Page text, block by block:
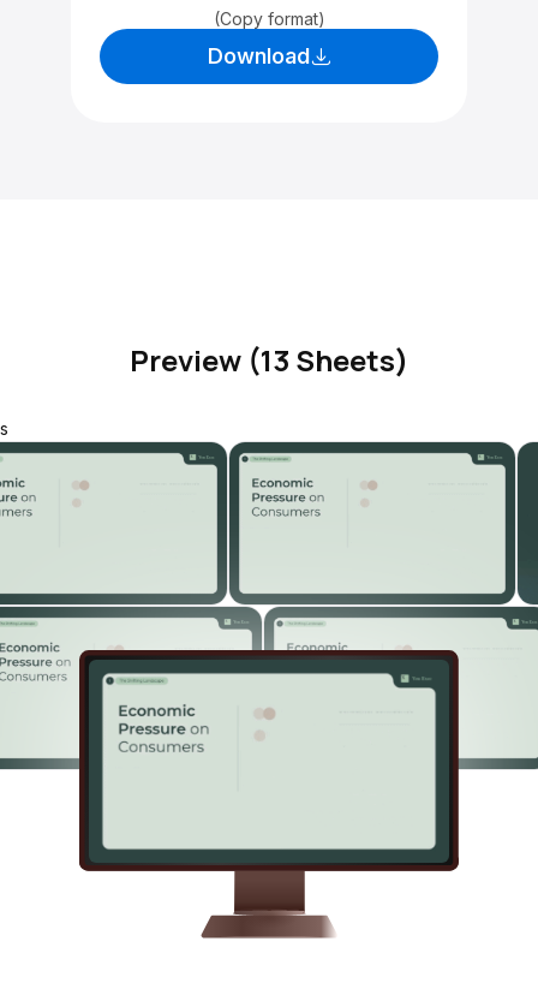
(Copy format)
Download
Preview (13 Sheets)
s